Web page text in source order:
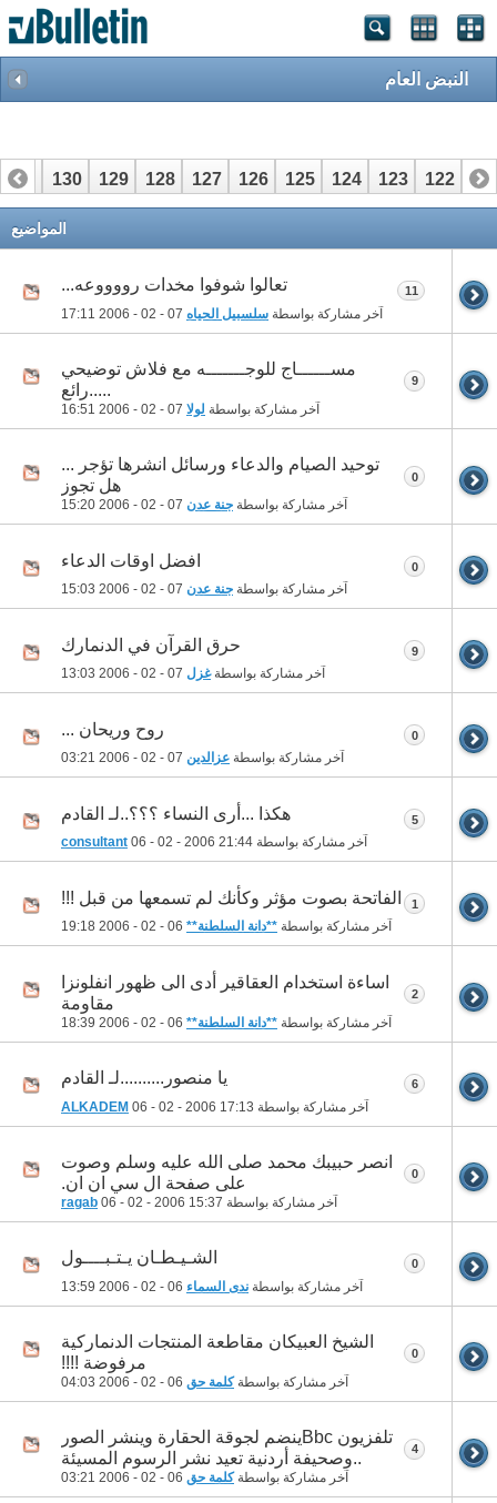
النبض العام
122
123
124
125
126
127
128
129
130
131
150
151
المواضيع
تعالوا شوفوا مخدات رووووعه...
آخر مشاركة بواسطة سلسبيل الحياه 17:11
11
مســــــاج للوجـــــــه مع فلاش توضيحي
.....رائع
آخر مشاركة بواسطة لولا 16:51
9
توحيد الصيام والدعاء ورسائل انشرها تؤجر ...
هل تجوز
آخر مشاركة بواسطة جنة عدن 15:20
0
افضل اوقات الدعاء
آخر مشاركة بواسطة جنة عدن 15:03
0
حرق القرآن في الدنمارك
آخر مشاركة بواسطةغزل 13:03
9
روح وريحان ...
آخر مشاركة بواسطة عزالدين 03:21
0
هكذا ...أرى النساء ؟؟؟..لـ القادم
آخر مشاركة بواسطة consultant 06 - 02 - 2006 21:44
5
الفاتحة بصوت مؤثر وكأنك لم تسمعها من قبل !!!
آخر مشاركة بواسطة **دانة السلطنة** 19:18
1
اساءة استخدام العقاقير أدى الى ظهور انفلونزا
مقاومة
آخر مشاركة بواسطة **دانة السلطنة** 18:39
2
يا منصور..........لـ القادم
آخر مشاركة بواسطة ALKADEM 06 - 02 - 2006 17:13
6
انصر حبيبك محمد صلى الله عليه وسلم وصوت
على صفحة ال سي ان ان.
آخر مشاركة بواسطة ragab 06 - 02 - 2006 15:37
0
الشـيـطـان يـتـبــــول
آخر مشاركة بواسطة ندى السماء 13:59
0
الشيخ العبيكان مقاطعة المنتجات الدنماركية
مرفوضة !!!!
آخر مشاركة بواسطةكلمة حق 04:03
0
تلفزيون Bbcينضم لجوقة الحقارة وينشر الصور
..وصحيفة أردنية تعيد نشر الرسوم المسيئة
آخر مشاركة بواسطةكلمة حق 03:21
4